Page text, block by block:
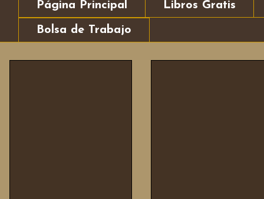
Página Principal Libros Gratis
Bolsa de Trabajo